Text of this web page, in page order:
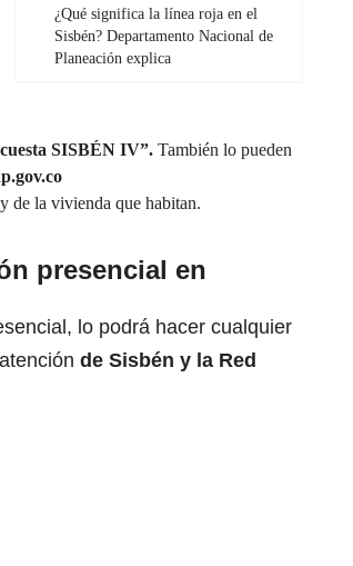
¿Qué significa la línea roja en el
Sisbén? Departamento Nacional de
Planeación explica
SISBÉN IV”. También lo pueden
de la vivienda que habitan.
presencial en
lo podrá hacer cualquier
de Sisbén y la Red